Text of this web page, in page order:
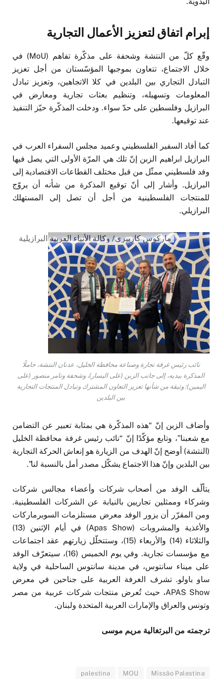
إبرام اتفاق لتعزيز الأعمال التجارية
وقّع كلّ من النتشة وشحفة على مذكّرة تفاهم (MoU) في
خلال الاجتماع، تتعاون بموجبها المؤسّستان من أجل تعزيز
التبادل التجاري بين البلدين في كلا الاتجاهين، وتعزيز تبادل
المعلومات وتسهيله، وتنظيم بعثات تجارية ومعارض في
البرازيل وفلسطين على حدّ سواء. ودخلت المذكّرة حيّز التنفيذ
عند توقيعها.
كما أفاد السفير الفلسطيني وعميد مجلس السفراء العرب في
البرازيل ابراهيم الزبن إنّ تلك هي المرّة الأولى التي يصل فيها
وفد فلسطيني ممثّل من قبل مختلف القطاعات الاقتصادية إلى
البرازيل. وأشار إلى أنّ توقيع المذكرة من شأنه أن يروّج
للمنتجات الفلسطينية من أجل أن تصل إلى المستهلك
البرازيلي.
ماركوس كارييري/ وكالة الأنباء العربية البرازيلية
نائب رئيس غرفة تجارة وصناعة محافظة الخليل، عدنان النتشة، حاملًا
المذكرة بيديه، إلى جانب الزبن (على اليسار)، وشحفة وتامر منصور (على
اليمين): وثيقة من شأنها تعزيز التعاون المشترك وتبادل المنتجات التجارية
بين البلدين
وأضاف الزبن إنّ “هذه المذكّرة هي بمثابة تعبير عن التضامن
مع شعبنا”، وتابع مؤكّدًا إنّ “نائب رئيس غرفة محافظة الخليل
(النتشة) أوضح إنّ الهدف من الزيارة هو إنعاش الحركة التجارية
بين البلدين وإنّ هذا الاجتماع يشكّل مصدر أمل بالنسبة لنا”.
يتألّف الوفد من أصحاب شركات وأعضاء مجالس شركات
وشركاء وممثلين تجاريين بالنيابة عن الشركات الفلسطينية.
ومن المقرّر أن يزور الوفد معرض مستلزمات السوبرماركات
والأغذية والمشروبات (Apas Show) في أيام الإثنين (13)
والثلاثاء (14) والأربعاء (15)، وستتخلّل زيارتهم عقد اجتماعات
مع مؤسسات تجارية. وفي يوم الخميس (16)، سيتعرّف الوفد
على ميناء سانتوس، في مدينة سانتوس الساحلية في ولاية
ساو باولو. تشرف الغرفة العربية على جناحين في معرض
APAS Show، حيث تُعرض منتجات شركات عربية من مصر
وتونس والعراق والإمارات العربية المتحدة ولبنان.
ترجمته من البرتغالية مريم موسى
Missão Palestina
MOU
palestina